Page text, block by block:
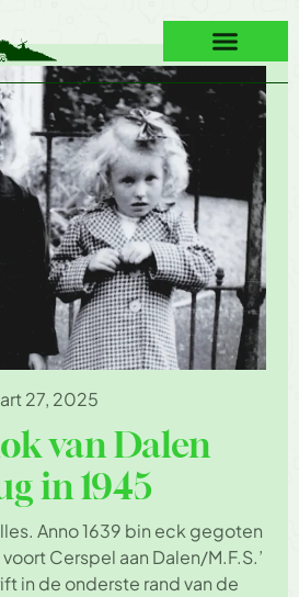
27, 2025
van Dalen
in 1945
Anno 1639 bin eck gegoten
Cerspel aan Dalen/M.F.S.’
in de onderste rand van de